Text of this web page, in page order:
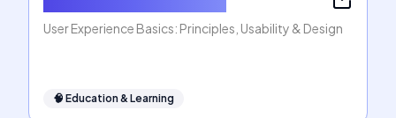
User Experience Basics: Principles, Usability & Design
🧠 Education & Learning